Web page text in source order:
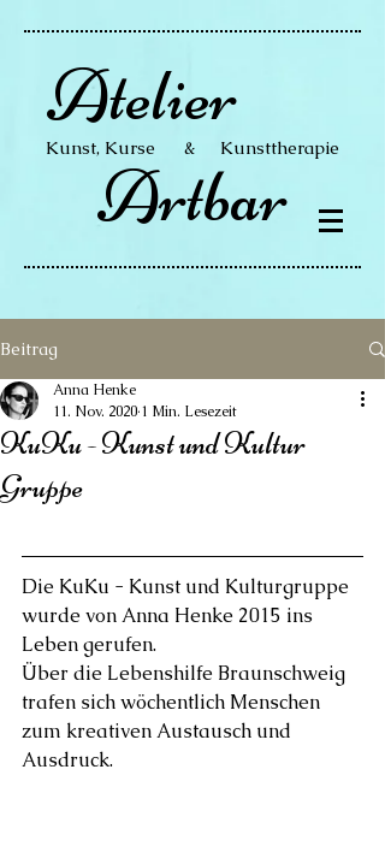
Kunst, Kurse & Kunsttherapie
Atelier
Artbar
Beitrag
KuKu - Kunst und Kultur
Gruppe
Anna Henke
11. Nov. 2020 1 Min. Lesezeit
Die KuKu - Kunst und Kulturgruppe
wurde von Anna Henke 2015 ins
Leben gerufen.
Über die Lebenshilfe Braunschweig
trafen sich wöchentlich Menschen
zum kreativen Austausch und
Ausdruck.